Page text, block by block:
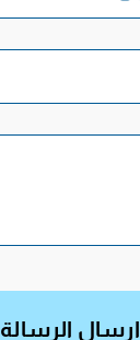
ارسال الرسالة